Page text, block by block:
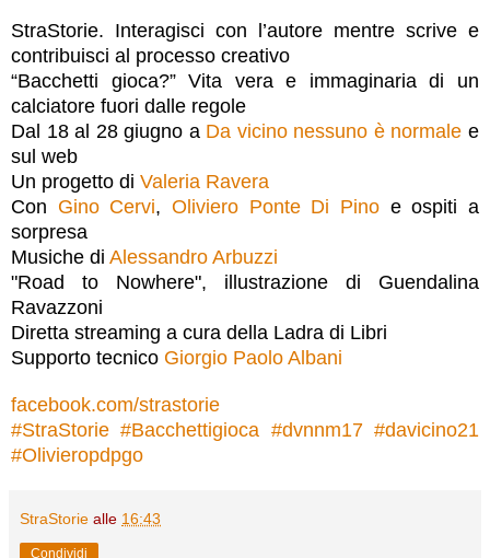
StraStorie. Interagisci con l’autore mentre scrive e
contribuisci al processo creativo
“Bacchetti gioca?” Vita vera e immaginaria di un
calciatore fuori dalle regole
Dal 18 al 28 giugno a Da vicino nessuno è normale e
sul web
Un progetto di Valeria Ravera
Con Gino Cervi,Oliviero Ponte Di Pino e ospiti a
sorpresa
Musiche di Alessandro Arbuzzi
"Road to Nowhere", illustrazione di Guendalina
Ravazzoni
Diretta streaming a cura della Ladra di Libri
Supporto tecnico Giorgio Paolo Albani
facebook.com/strastorie
#StraStorie #Bacchettigioca #dvnnm17 #davicino21
#Olivieropdpgo
StraStorie alle 16:43
Condividi